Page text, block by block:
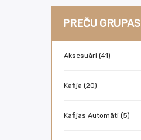
PREČU GRUPAS
Aksesuāri (41)
Kafija (20)
Kafijas Automāti (5)